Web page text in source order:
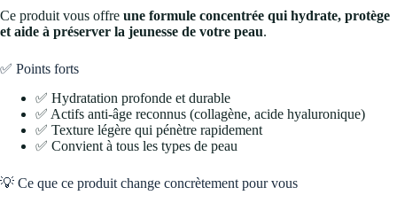
Ce produit vous offre une formule concentrée qui hydrate, protège
et aide à préserver la jeunesse de votre peau.
✅ Points forts
✅ Hydratation profonde et durable
✅ Actifs anti-âge reconnus (collagène, acide hyaluronique)
✅ Texture légère qui pénètre rapidement
✅ Convient à tous les types de peau
💡 Ce que ce produit change concrètement pour vous